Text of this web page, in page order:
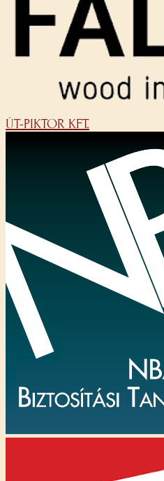
ÚT-PIKTOR KFT.